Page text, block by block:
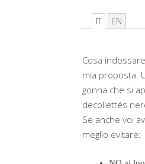
IT EN
Cosa
mia proposta.
gonna che si
decollettés
Se anche voi
meglio evitare: